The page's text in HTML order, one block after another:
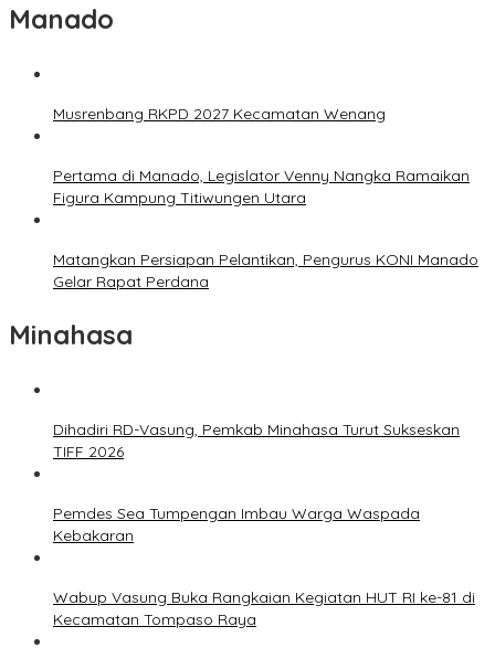
Manado
Musrenbang RKPD 2027 Kecamatan Wenang
Pertama di Manado, Legislator Venny Nangka Ramaikan
Figura Kampung Titiwungen Utara
Matangkan Persiapan Pelantikan, Pengurus KONI Manado
Gelar Rapat Perdana
Minahasa
Dihadiri RD-Vasung, Pemkab Minahasa Turut Sukseskan
TIFF 2026
Pemdes Sea Tumpengan Imbau Warga Waspada
Kebakaran
Wabup Vasung Buka Rangkaian Kegiatan HUT RI ke-81 di
Kecamatan Tompaso Raya